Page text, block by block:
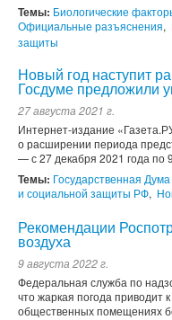
Темы: Биологические
Официальные разъяснения,
защиты
Новый год наступит
Госдуме предложили
27 августа 2021 г.
Интернет-издание
о расширении периода
— с 27 декабря 2021 года по
Темы: Государственная
и социальной защиты РФ,
Рекомендации
воздуха
9 августа 2022 г.
Федеральная служба по
что жаркая погода приводит
общественных помещениях